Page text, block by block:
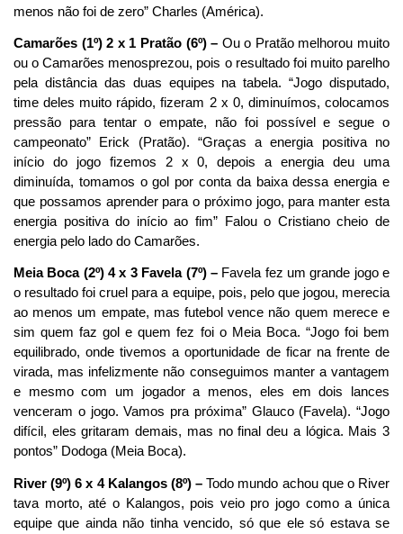
menos não foi de zero” Charles (América).
Camarões (1º) 2 x 1 Pratão (6º) – Ou o Pratão melhorou muito
ou o Camarões menosprezou, pois o resultado foi muito parelho
pela distância das duas equipes na tabela. “Jogo disputado,
time deles muito rápido, fizeram 2 x 0, diminuímos, colocamos
pressão para tentar o empate, não foi possível e segue o
campeonato” Erick (Pratão). “Graças a energia positiva no
início do jogo fizemos 2 x 0, depois a energia deu uma
diminuída, tomamos o gol por conta da baixa dessa energia e
que possamos aprender para o próximo jogo, para manter esta
energia positiva do início ao fim” Falou o Cristiano cheio de
energia pelo lado do Camarões.
Meia Boca (2º) 4 x 3 Favela (7º) – Favela fez um grande jogo e
o resultado foi cruel para a equipe, pois, pelo que jogou, merecia
ao menos um empate, mas futebol vence não quem merece e
sim quem faz gol e quem fez foi o Meia Boca. “Jogo foi bem
equilibrado, onde tivemos a oportunidade de ficar na frente de
virada, mas infelizmente não conseguimos manter a vantagem
e mesmo com um jogador a menos, eles em dois lances
venceram o jogo. Vamos pra próxima” Glauco (Favela). “Jogo
difícil, eles gritaram demais, mas no final deu a lógica. Mais 3
pontos” Dodoga (Meia Boca).
River (9º) 6 x 4 Kalangos (8º) –Todo mundo achou que o River
tava morto, até o Kalangos, pois veio pro jogo como a única
equipe que ainda não tinha vencido, só que ele só estava se